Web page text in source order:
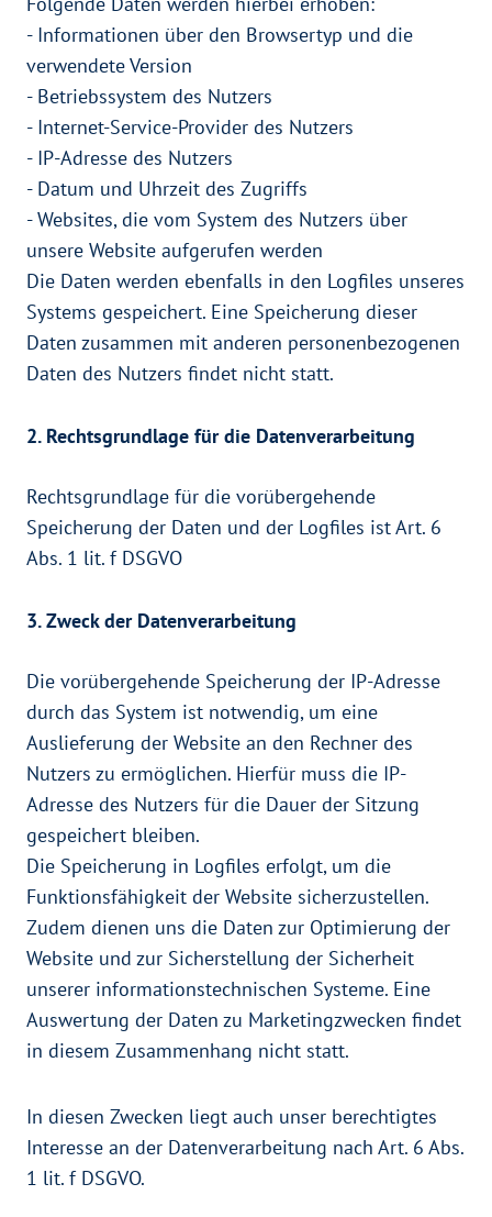
- Informationen über den Browsertyp und die
verwendete Version
- Betriebssystem des Nutzers
- Internet-Service-Provider des Nutzers
- IP-Adresse des Nutzers
- Datum und Uhrzeit des Zugriffs
- Websites, die vom System des Nutzers über
unsere Website aufgerufen werden
Die Daten werden ebenfalls in den Logfiles unseres
Systems gespeichert. Eine Speicherung dieser
Daten zusammen mit anderen personenbezogenen
Daten des Nutzers findet nicht statt.
2. Rechtsgrundlage für die Datenverarbeitung
Rechtsgrundlage für die vorübergehende
Speicherung der Daten und der Logfiles ist Art. 6
Abs. 1 lit. f DSGVO
3. Zweck der Datenverarbeitung
Die vorübergehende Speicherung der IP-Adresse
durch das System ist notwendig, um eine
Auslieferung der Website an den Rechner des
Nutzers zu ermöglichen. Hierfür muss die IP-
Adresse des Nutzers für die Dauer der Sitzung
gespeichert bleiben.
Die Speicherung in Logfiles erfolgt, um die
Funktionsfähigkeit der Website sicherzustellen.
Zudem dienen uns die Daten zur Optimierung der
Website und zur Sicherstellung der Sicherheit
unserer informationstechnischen Systeme. Eine
Auswertung der Daten zu Marketingzwecken findet
in diesem Zusammenhang nicht statt.
In diesen Zwecken liegt auch unser berechtigtes
Interesse an der Datenverarbeitung nach Art. 6 Abs.
1 lit. f DSGVO.